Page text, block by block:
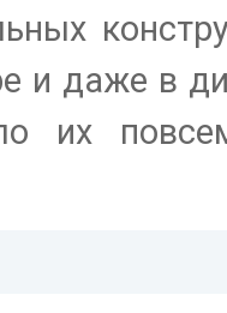
и даже в
их